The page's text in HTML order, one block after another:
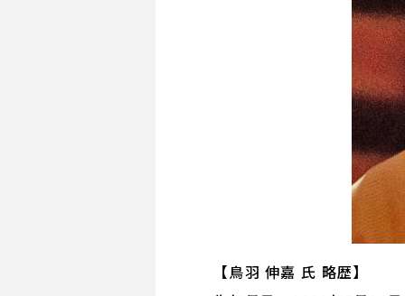
【鳥羽 伸嘉 氏 略歴】